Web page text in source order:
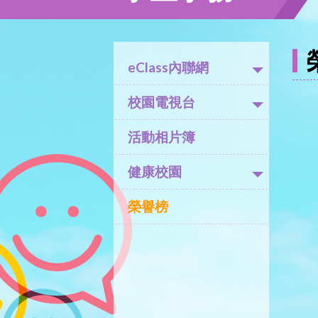
eClass內聯網
校園電視台
活動相片簿
健康校園
榮譽榜